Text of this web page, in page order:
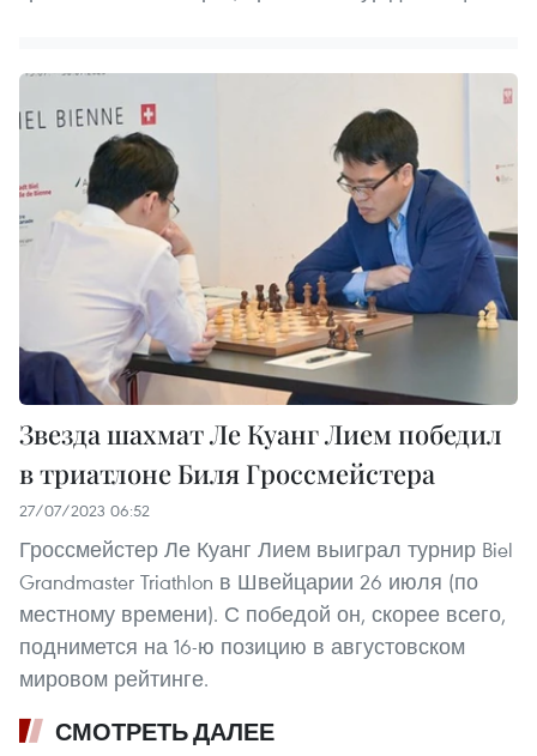
Звезда шахмат Ле Куанг Лием победил
в триатлоне Биля Гроссмейстера
27/07/2023 06:52
Гроссмейстер Ле Куанг Лием выиграл турнир Biel
Grandmaster Triathlon в Швейцарии 26 июля (по
местному времени). С победой он, скорее всего,
поднимется на 16-ю позицию в августовском
мировом рейтинге.
СМОТРЕТЬ ДАЛЕЕ